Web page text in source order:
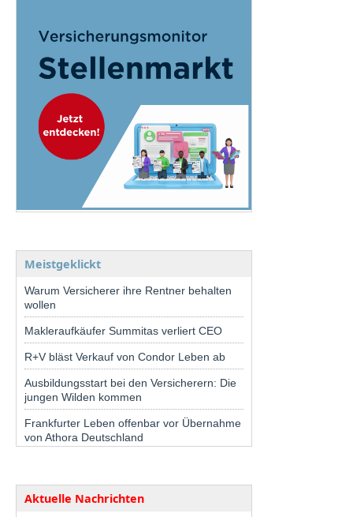
Meistgeklickt
Warum Versicherer ihre Rentner behalten
wollen
Makleraufkäufer Summitas verliert CEO
R+V bläst Verkauf von Condor Leben ab
Ausbildungsstart bei den Versicherern: Die
jungen Wilden kommen
Frankfurter Leben offenbar vor Übernahme
von Athora Deutschland
Aktuelle Nachrichten